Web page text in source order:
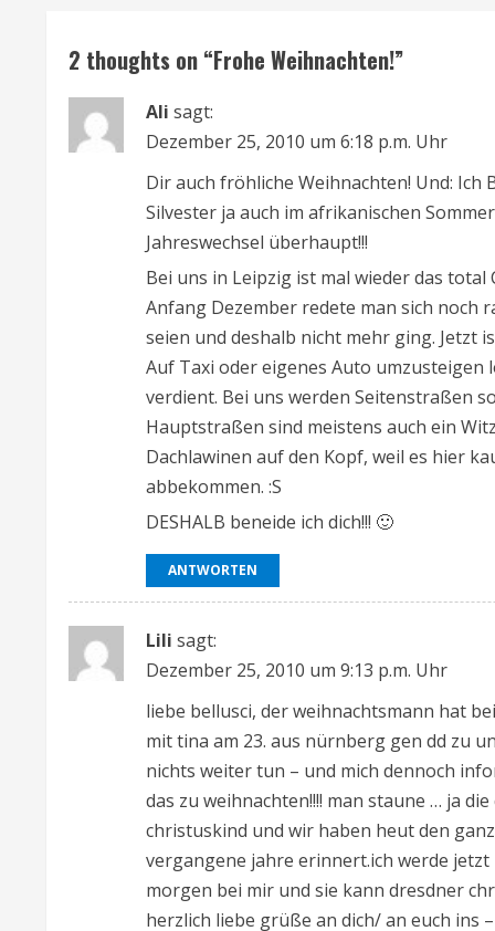
t
i
n
2 thoughts on “Frohe Weihnachten!”
Ali sagt:
Dezember 25, 2010 um 6:18 p.m. Uhr
Dir auch fröhliche Weihnachten! Und: Ich
Silvester ja auch im afrikanischen
Jahreswechsel überhaupt!!!
Bei uns in Leipzig ist mal wieder das
Anfang Dezember redete man sich noch
seien und deshalb nicht mehr ging. Jetzt
Auf Taxi oder eigenes Auto
verdient. Bei uns werden Seitenstraßen
Hauptstraßen sind meistens auch ein
Dachlawinen auf den Kopf, weil es hier
abbekommen. :S
DESHALB beneide ich dich!!! 🙂
ANTWORTEN
Lili sagt:
Dezember 25, 2010 um 9:13 p.m. Uhr
liebe bellusci, der weihnachtsmann hat
mit tina am 23. aus nürnberg gen dd zu
nichts weiter tun – und mich dennoch
das zu weihnachten!!!! man staune … ja
christuskind und wir haben heut den
vergangene jahre erinnert.ich werde
morgen bei mir und sie kann dresdner
herzlich liebe grüße an dich/ an euch ins